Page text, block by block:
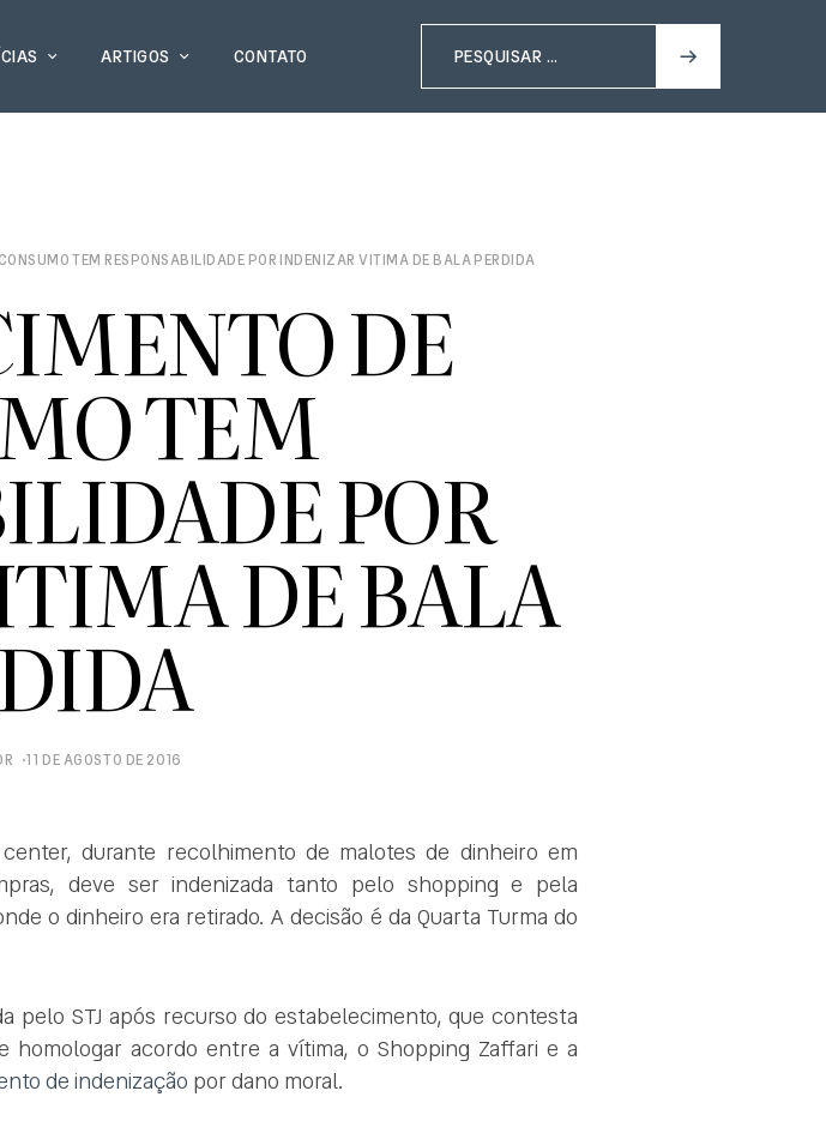
ARTIGOS CONTATO
TEM RESPONSABILIDADE POR INDENIZAR VITIMA DE BALA PERDIDA
DE
TEM
POR
DE BALA
11 DE AGOSTO DE 2016
durante recolhimento de malotes de dinheiro em
deve ser indenizada tanto pelo shopping e pela
o dinheiro era retirado. A decisão é da Quarta Turma do
pelo STJ após recurso do estabelecimento, que contesta
homologar acordo entre a vítima, o Shopping Zaffari e a
de indenização por dano moral.